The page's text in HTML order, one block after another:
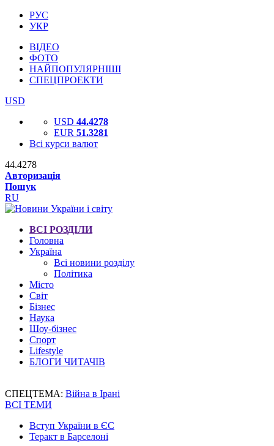
РУС
УКР
ВІДЕО
ФОТО
НАЙПОПУЛЯРНІШІ
СПЕЦПРОЕКТИ
USD
USD 44.4278
EUR 51.3281
Всі курси валют
44.4278
Авторизація
Пошук
RU
ВСІ РОЗДІЛИ
Головна
Україна
Всі новини розділу
Політика
Місто
Світ
Бізнес
Наука
Шоу-бізнес
Спорт
Lifestyle
БЛОГИ ЧИТАЧІВ
СПЕЦТЕМА: Війна в Ірані
ВСІ ТЕМИ
Вступ України в ЄС
Теракт в Барселоні